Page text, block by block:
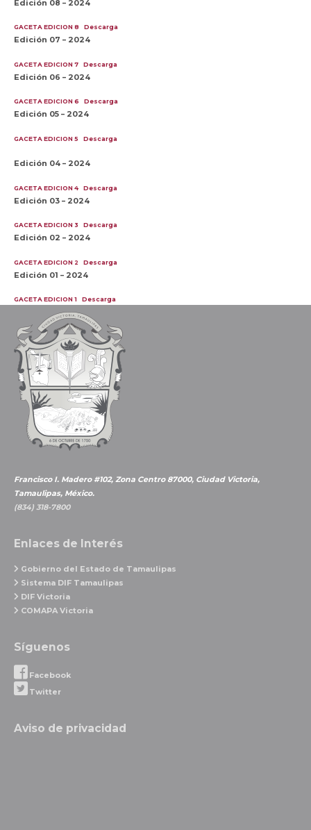
Edición 08 – 2024
GACETA EDICION 8 Descarga
Edición 07 – 2024
GACETA EDICION 7 Descarga
Edición 06 – 2024
GACETA EDICION 6 Descarga
Edición 05 – 2024
GACETA EDICION 5 Descarga
Edición 04 – 2024
GACETA EDICION 4 Descarga
Edición 03 – 2024
GACETA EDICION 3 Descarga
Edición 02 – 2024
GACETA EDICION 2 Descarga
Edición 01 – 2024
GACETA EDICION 1 Descarga
Francisco I. Madero #102, Zona Centro 87000, Ciudad Victoria,
Tamaulipas, México.
(834) 318-7800
Enlaces de Interés
Gobierno del Estado de Tamaulipas
Sistema DIF Tamaulipas
DIF Victoria
COMAPA Victoria
Síguenos
Facebook
Twitter
Aviso de privacidad